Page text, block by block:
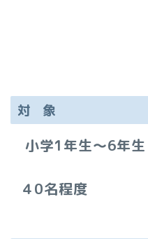
対 象
小学1年生～6年生
４0名程度